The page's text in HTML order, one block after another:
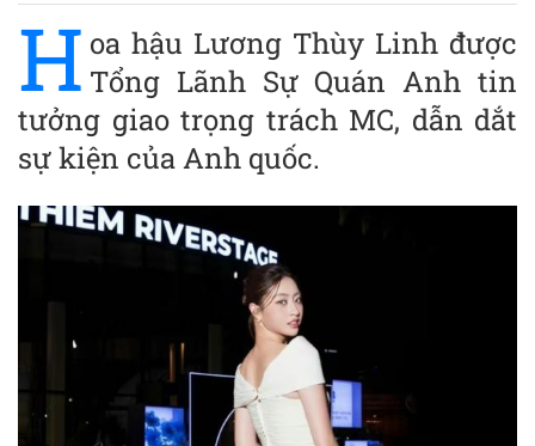
H oa hậu Lương Thùy Linh được
Tổng Lãnh Sự Quán Anh tin
tưởng giao trọng trách MC, dẫn dắt
sự kiện của Anh quốc.